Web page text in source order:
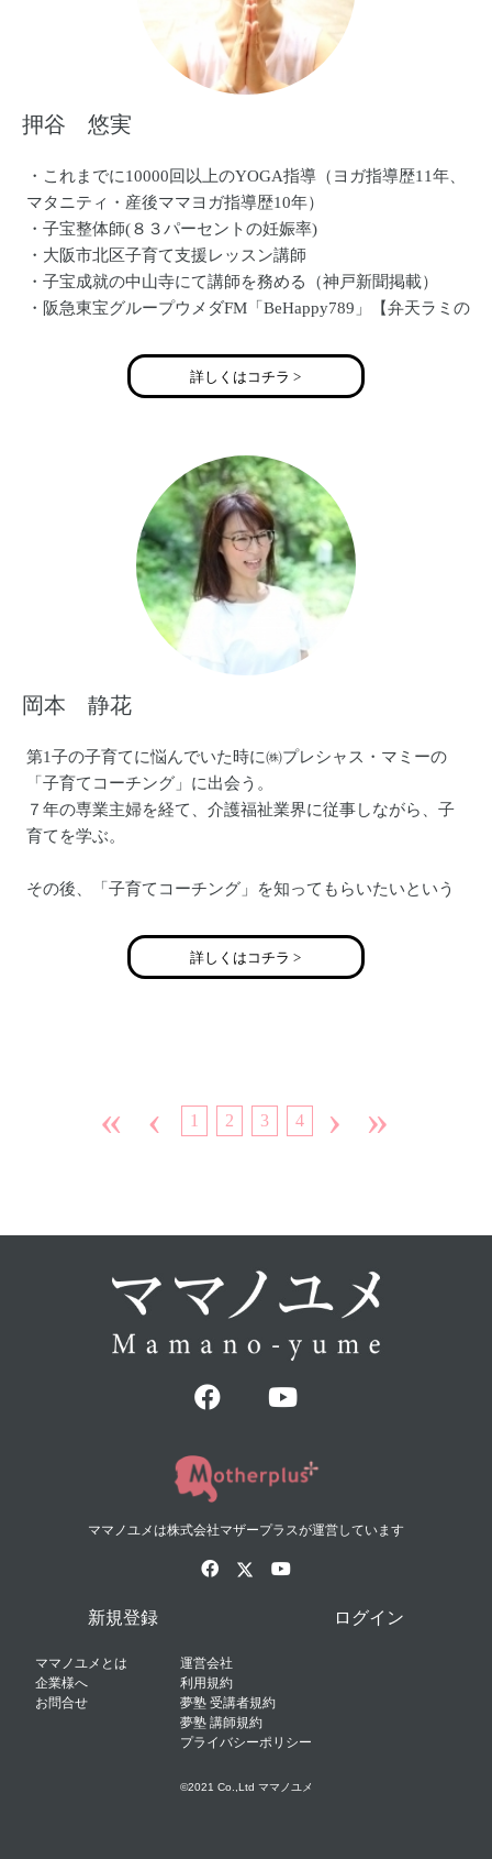
押谷 悠実
・これまでに10000回以上のYOGA指導（ヨガ指導歴11年、
マタニティ・産後ママヨガ指導歴10年）
・子宝整体師(８３パーセントの妊娠率)
・大阪市北区子育て支援レッスン講師
・子宝成就の中山寺にて講師を務める（神戸新聞掲載）
・阪急東宝グループウメダFM「BeHappy789」【弁天ラミの
・「オンラインフェス 2017」オンライン上でのイベント
・陰陽五行に基づく食事指導（薬膳インストラクター・だ
・コーチング・カウンセリング・SBT３級を活かしたメンタ
ルフォローオンライン相談
・「元気な赤ちゃんを授かり育てるための体づくりセミナ
詳しくはコチラ >
岡本 静花
第1子の子育てに悩んでいた時に㈱プレシャス・マミーの
「子育てコーチング」に出会う。
７年の専業主婦を経て、介護福祉業界に従事しながら、子
育てを学ぶ。
その後、「子育てコーチング」を知ってもらいたいという
現在、コーチ業と並行して介護士として多くの高齢者の
添削・メルマガ・コラムの執筆・サークルを立ち上げ、
大阪府大阪市出身
現在３児の母。
詳しくはコチラ >
« ‹ 1 2 3 4 › »
ママノユメは株式会社マザープラスが運営しています
新規登録 ログイン
ママノユメとは
企業様へ
お問合せ
運営会社
利用規約
夢塾 受講者規約
夢塾 講師規約
プライバシーポリシー
©2021 Co.,Ltd ママノユメ